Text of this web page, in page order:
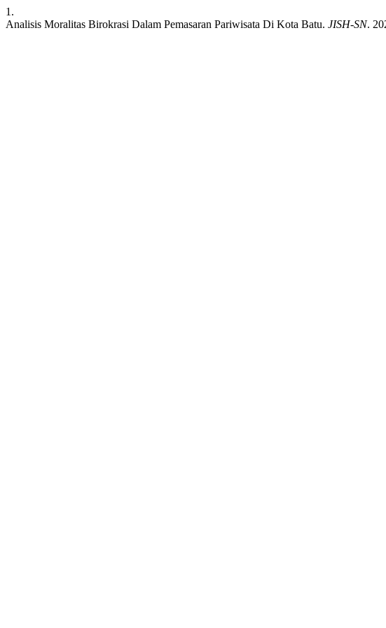
1.
Analisis Moralitas Birokrasi Dalam Pemasaran Pariwisata Di Kota Batu. JISH-SN.